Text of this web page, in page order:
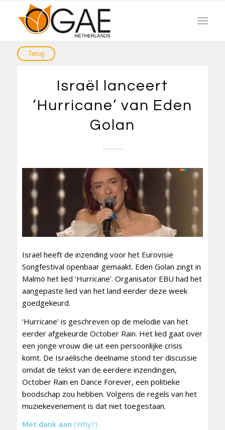
Israël lanceert
‘Hurricane’ van Eden
Golan
Israël heeft de inzending voor het Eurovisie
Songfestival openbaar gemaakt. Eden Golan zingt in
Malmö het lied ‘Hurricane’. Organisator EBU had het
aangepaste lied van het land eerder deze week
goedgekeurd.
‘Hurricane’ is geschreven op de melodie van het
eerder afgekeurde October Rain. Het lied gaat over
een jonge vrouw die uit een persoonlijke crisis
komt. De Israëlische deelname stond ter discussie
omdat de tekst van de eerdere inzendingen,
October Rain en Dance Forever, een politieke
boodschap zou hebben. Volgens de regels van het
muziekevenement is dat niet toegestaan.
Met dank aan (Why?)